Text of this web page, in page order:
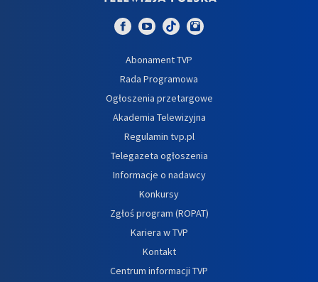
Abonament TVP
Rada Programowa
Ogłoszenia przetargowe
Akademia Telewizyjna
Regulamin tvp.pl
Telegazeta ogłoszenia
Informacje o nadawcy
Konkursy
Zgłoś program (ROPAT)
Kariera w TVP
Kontakt
Centrum informacji TVP